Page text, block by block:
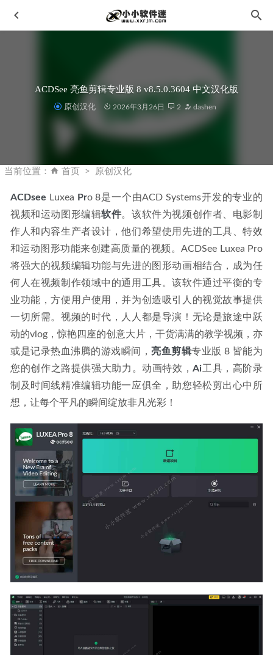
ACDSee 亮鱼剪辑专业版 8 v8.5.0.3604 中文汉化版
原创汉化 2026年3月26日 2 dashen
当前位置： 首页 原创汉化
ACDsee Luxea Pro 8是一个由ACD Systems开发的专业的
视频和运动图形编辑软件。该软件为视频创作者、电影制
作人和内容生产者设计，他们希望使用先进的工具、特效
和运动图形功能来创建高质量的视频。ACDSee Luxea Pro
将强大的视频编辑功能与先进的图形动画相结合，成为任
何人在视频制作领域中的通用工具。该软件通过平衡的专
业功能，方便用户使用，并为创造吸引人的视觉故事提供
一切所需。视频的时代，人人都是导演！无论是旅途中跃
动的vlog，惊艳四座的创意大片，干货满满的教学视频，亦
或是记录热血沸腾的游戏瞬间， 亮鱼剪辑专业版 8 皆能为
您的创作之路提供强大助力。动画特效，Ai 工具，高阶录
制及时间线精准编辑功能一应俱全，助您轻松剪出心中所
想，让每个平凡的瞬间绽放非凡光彩！
EaseUS®DataRecoveryWizard易我数据恢复（14.4）终身技术
员版 2021-09-28
25
Adobe Animate(Flash) CC2015绿色简体中文版下载地址和安
装教程 2019-11-11
Adobe Audition CS6中文绿色版下载地址和安装教程 2019-
11-09
Adobe_Lightroom_Classic_v12.0.1中文破解版Repack 2022-
10-31